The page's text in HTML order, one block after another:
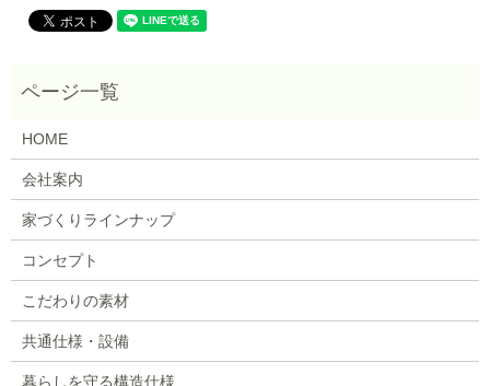
HOME
会社案内
家づくりラインナップ
コンセプト
こだわりの素材
共通仕様・設備
暮らしを守る構造仕様